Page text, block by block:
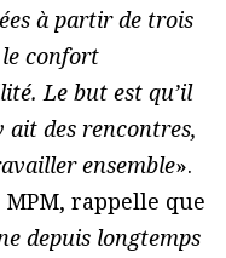
à partir de trois
le confort
Le but est qu’il
ait des rencontres,
ensemble».
rappelle que
depuis longtemps